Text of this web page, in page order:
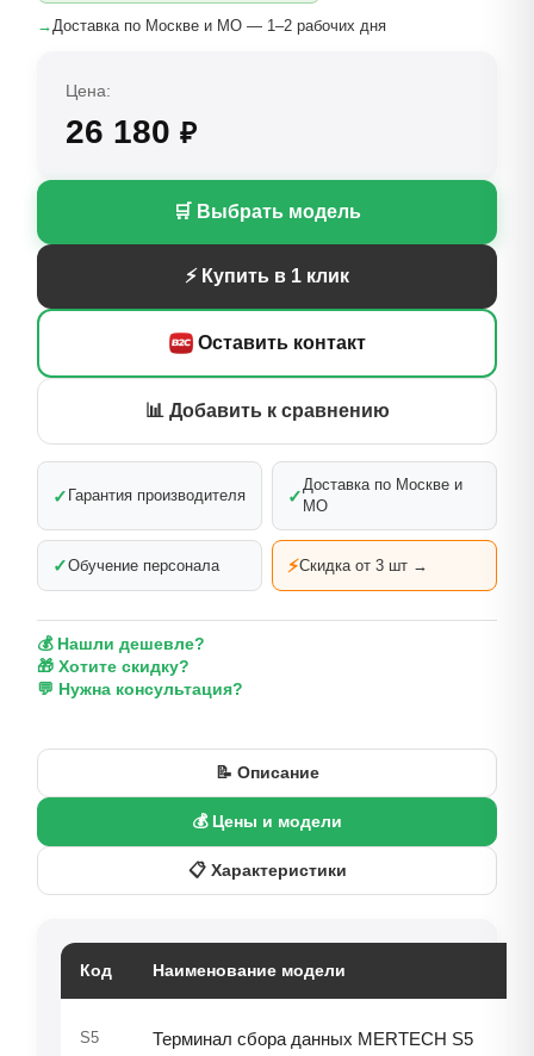
→Доставка по Москве и МО — 1–2 рабочих дня
Цена:
26 180 ₽
🛒 Выбрать модель
⚡ Купить в 1 клик
Оставить контакт
📊 Добавить к сравнению
✓ Гарантия производителя ✓
Доставка по Москве и
МО
✓Обучение персонала ⚡Скидка от 3 шт →
💰 Нашли дешевле?
🎁 Хотите скидку?
💬 Нужна консультация?
📝 Описание
💰 Цены и модели
📋 Характеристики
Код Наименование модели
S5 Терминал сбора данных MERTECH S5